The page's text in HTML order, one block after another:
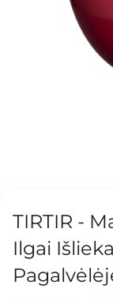
TIRTIR -
Ilgai